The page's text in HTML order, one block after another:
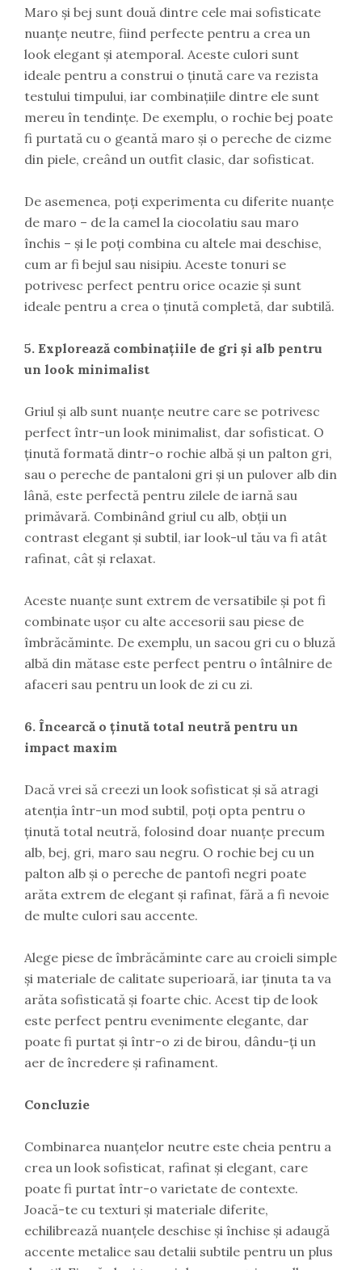
Maro și bej sunt două dintre cele mai sofisticate
nuanțe neutre, fiind perfecte pentru a crea un
look elegant și atemporal. Aceste culori sunt
ideale pentru a construi o ținută care va rezista
testului timpului, iar combinațiile dintre ele sunt
mereu în tendințe. De exemplu, o rochie bej poate
fi purtată cu o geantă maro și o pereche de cizme
din piele, creând un outfit clasic, dar sofisticat.
De asemenea, poți experimenta cu diferite nuanțe
de maro – de la camel la ciocolatiu sau maro
închis – și le poți combina cu altele mai deschise,
cum ar fi bejul sau nisipiu. Aceste tonuri se
potrivesc perfect pentru orice ocazie și sunt
ideale pentru a crea o ținută completă, dar subtilă.
5. Explorează combinațiile de gri și alb pentru
un look minimalist
Griul și alb sunt nuanțe neutre care se potrivesc
perfect într-un look minimalist, dar sofisticat. O
ținută formată dintr-o rochie albă și un palton gri,
sau o pereche de pantaloni gri și un pulover alb din
lână, este perfectă pentru zilele de iarnă sau
primăvară. Combinând griul cu alb, obții un
contrast elegant și subtil, iar look-ul tău va fi atât
rafinat, cât și relaxat.
Aceste nuanțe sunt extrem de versatibile și pot fi
combinate ușor cu alte accesorii sau piese de
îmbrăcăminte. De exemplu, un sacou gri cu o bluză
albă din mătase este perfect pentru o întâlnire de
afaceri sau pentru un look de zi cu zi.
6. Încearcă o ținută total neutră pentru un
impact maxim
Dacă vrei să creezi un look sofisticat și să atragi
atenția într-un mod subtil, poți opta pentru o
ținută total neutră, folosind doar nuanțe precum
alb, bej, gri, maro sau negru. O rochie bej cu un
palton alb și o pereche de pantofi negri poate
arăta extrem de elegant și rafinat, fără a fi nevoie
de multe culori sau accente.
Alege piese de îmbrăcăminte care au croieli simple
și materiale de calitate superioară, iar ținuta ta va
arăta sofisticată și foarte chic. Acest tip de look
este perfect pentru evenimente elegante, dar
poate fi purtat și într-o zi de birou, dându-ți un
aer de încredere și rafinament.
Concluzie
Combinarea nuanțelor neutre este cheia pentru a
crea un look sofisticat, rafinat și elegant, care
poate fi purtat într-o varietate de contexte.
Joacă-te cu texturi și materiale diferite,
echilibrează nuanțele deschise și închise și adaugă
accente metalice sau detalii subtile pentru un plus